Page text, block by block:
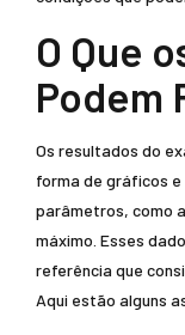
O Que
Podem
Os resultados do
forma de gráficos
parâmetros, como
máximo. Esses
referência que
Aqui estão alguns